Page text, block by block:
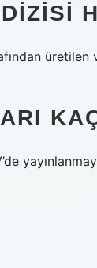
üretilen